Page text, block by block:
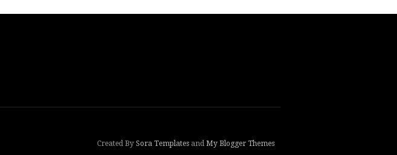
Created By Sora Templates and My Blogger Themes